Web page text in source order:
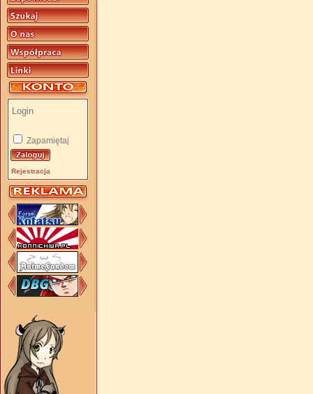
Zapamiętaj
Rejestracja